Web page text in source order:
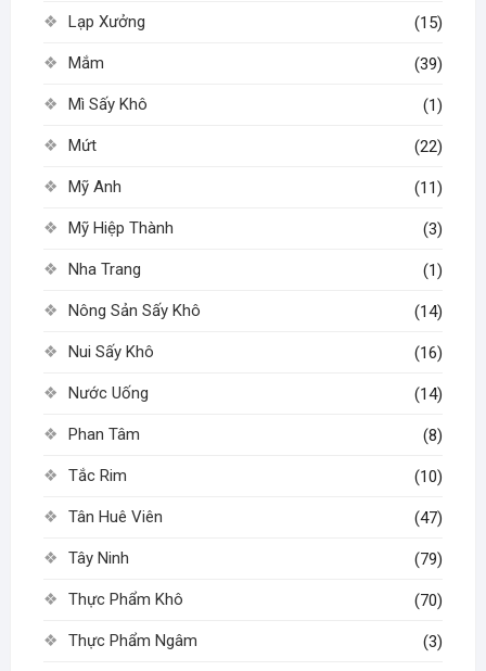
Lạp Xưởng (15)
Mắm (39)
Mì Sấy Khô (1)
Mứt (22)
Mỹ Anh (11)
Mỹ Hiệp Thành (3)
Nha Trang (1)
Nông Sản Sấy Khô (14)
Nui Sấy Khô (16)
Nước Uống (14)
Phan Tâm (8)
Tắc Rim (10)
Tân Huê Viên (47)
Tây Ninh (79)
Thực Phẩm Khô (70)
Thực Phẩm Ngâm (3)